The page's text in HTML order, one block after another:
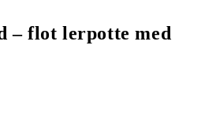
– flot lerpotte med